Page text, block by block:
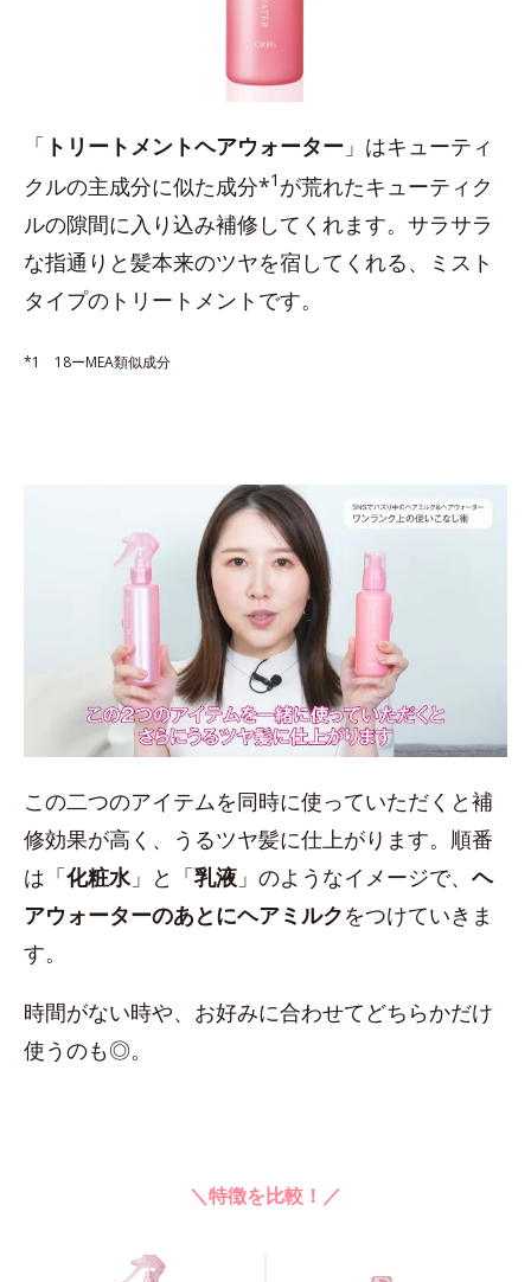
「 トリートメントヘアウォーター 」はキューティ
クルの主成分に似た成分*1 が荒れたキューティク
ルの隙間に入り込み補修してくれます。サラサラ
な指通りと髪本来のツヤを宿してくれる、ミスト
タイプのトリートメントです。
*1 18ーMEA類似成分
この二つのアイテムを同時に使っていただくと補
修効果が高く、うるツヤ髪に仕上がります。順番
は「化粧水」と「乳液 」のようなイメージで、 ヘ
アウォーターのあとにヘアミルクをつけていきま
す。
時間がない時や、お好みに合わせてどちらかだけ
使うのも◎。
＼特徴を比較！／